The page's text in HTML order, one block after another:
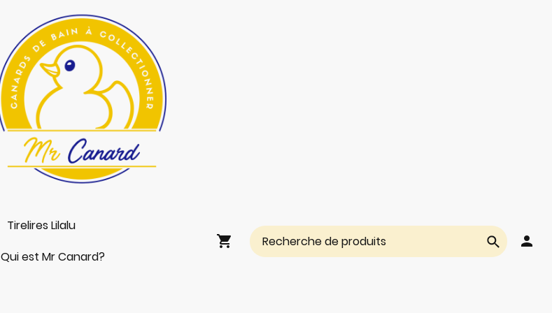
Tirelires Lilalu
Qui est Mr Canard?